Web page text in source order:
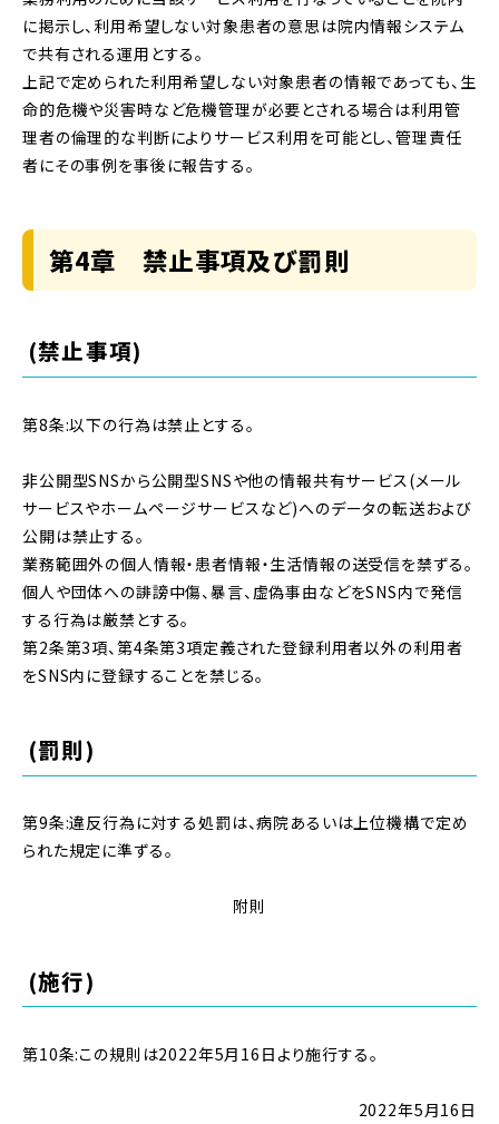
に掲示し、利用希望しない対象患者の意思は院内情報システム
で共有される運用とする。
上記で定められた利用希望しない対象患者の情報であっても、生
命的危機や災害時など危機管理が必要とされる場合は利用管
理者の倫理的な判断によりサービス利用を可能とし、管理責任
者にその事例を事後に報告する。
第4章 禁止事項及び罰則
(禁止事項)
第8条:以下の行為は禁止とする。
非公開型SNSから公開型SNSや他の情報共有サービス(メール
サービスやホームページサービスなど)へのデータの転送および
公開は禁止する。
業務範囲外の個人情報・患者情報・生活情報の送受信を禁ずる。
個人や団体への誹謗中傷、暴言、虚偽事由などをSNS内で発信
する行為は厳禁とする。
第2条第3項、第4条第3項定義された登録利用者以外の利用者
をSNS内に登録することを禁じる。
(罰則)
第9条:違反行為に対する処罰は、病院あるいは上位機構で定め
られた規定に準ずる。
附則
(施行)
第10条:この規則は2022年5月16日より施行する。
2022年5月16日